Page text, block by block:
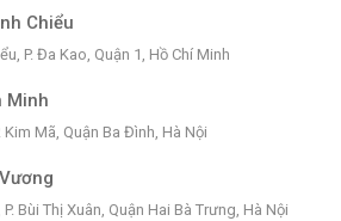
Chiểu
P. Đa Kao, Quận 1, Hồ Chí Minh
Minh
Kim Mã, Quận Ba Đình, Hà Nội
Bùi Thị Xuân, Quận Hai Bà Trưng, Hà Nội